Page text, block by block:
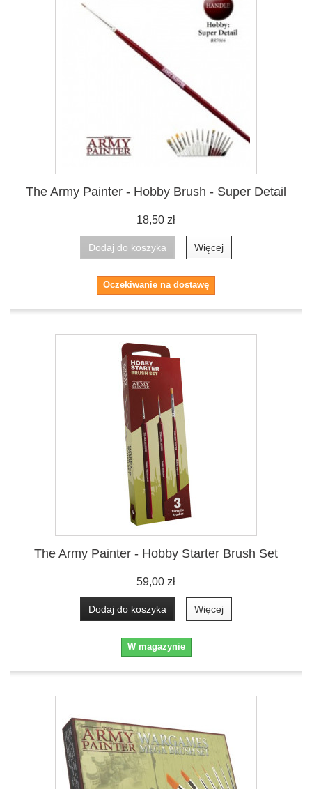
The Army Painter - Hobby Brush - Super Detail
18,50 zł
Dodaj do koszyka Więcej
Oczekiwanie na dostawę
The Army Painter - Hobby Starter Brush Set
59,00 zł
Dodaj do koszyka Więcej
W magazynie